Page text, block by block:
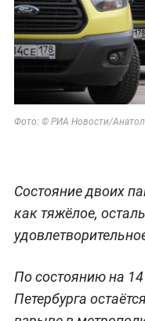
Фото: © РИА Новости/
Состояние двоих
как тяжёлое,
По состоянию на
Петербурга